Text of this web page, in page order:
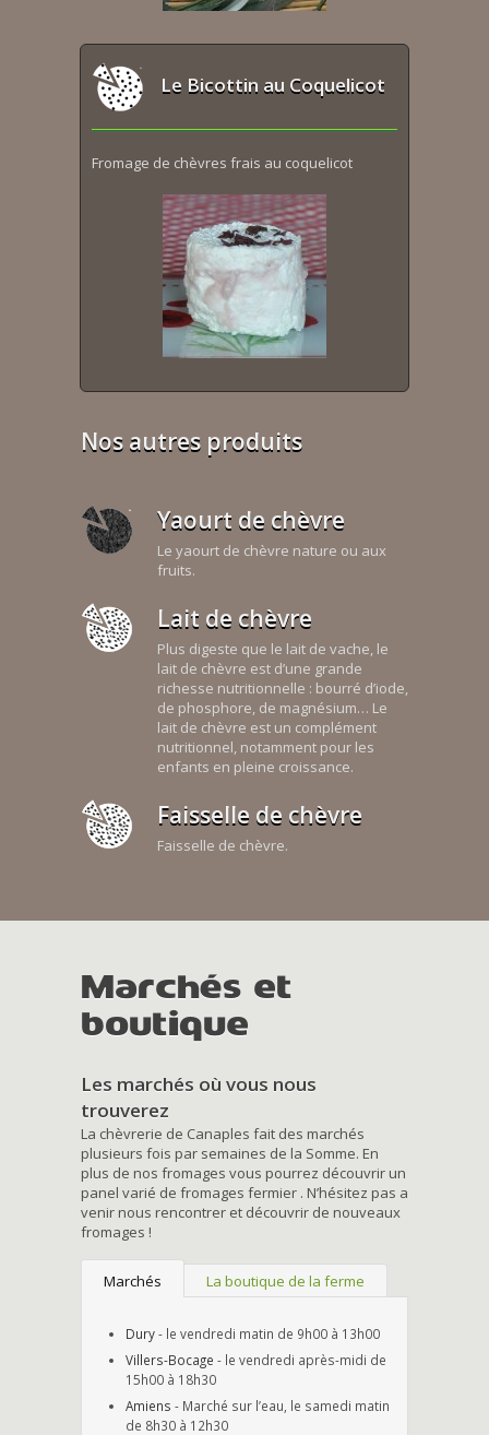
Le Bicottin au Coquelicot
Fromage de chèvres frais au coquelicot
Nos autres produits
Yaourt de chèvre
Le yaourt de chèvre nature ou aux
fruits.
Lait de chèvre
Plus digeste que le lait de vache, le
lait de chèvre est d’une grande
richesse nutritionnelle : bourré d’iode,
de phosphore, de magnésium… Le
lait de chèvre est un complément
nutritionnel, notamment pour les
enfants en pleine croissance.
Faisselle de chèvre
Faisselle de chèvre.
Marchés et
boutique
Les marchés où vous nous
trouverez
La chèvrerie de Canaples fait des marchés
plusieurs fois par semaines de la Somme. En
plus de nos fromages vous pourrez découvrir un
panel varié de fromages fermier . N’hésitez pas a
venir nous rencontrer et découvrir de nouveaux
fromages !
Marchés La boutique de la ferme
Dury- le vendredi matin de 9h00 à 13h00
Villers-Bocage - le vendredi après-midi de
15h00 à 18h30
Amiens - Marché sur l’eau, le samedi matin
de 8h30 à 12h30